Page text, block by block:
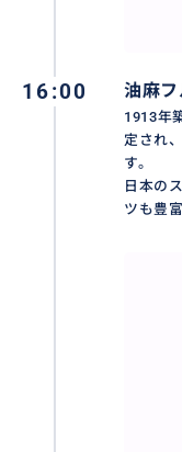
16:00 油麻
1913年
定され
す。
日本の
ツも豊